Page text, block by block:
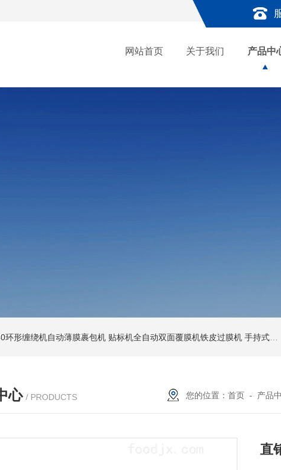
网站首页 关于我们 产品中
环形缠绕机自动薄膜裹包机 贴标机全自动双面覆膜机铁皮过膜机 手持式激光打标机铁牌便携式打码机
心 / PRODUCTS 您的位置：首页 - 产品
直